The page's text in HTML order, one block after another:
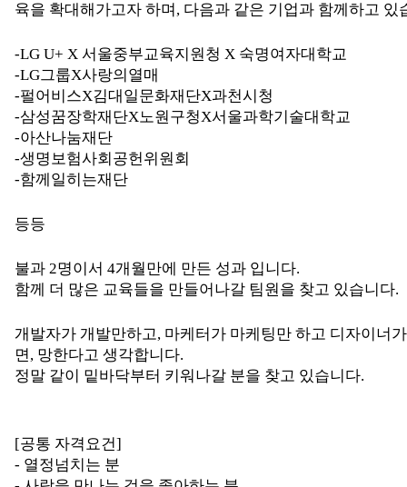
육을 확대해가고자 하며, 다음과 같은 기업과 함께하고 있
-LG U+ X 서울중부교육지원청 X 숙명여자대학교
-LG그룹X사랑의열매
-펄어비스X김대일문화재단X과천시청
-삼성꿈장학재단X노원구청X서울과학기술대학교
-아산나눔재단
-생명보험사회공헌위원회
-함께일히는재단
등등
불과 2명이서 4개월만에 만든 성과 입니다.
함께 더 많은 교육들을 만들어나갈 팀원을 찾고 있습니다.
개발자가 개발만하고, 마케터가 마케팅만 하고 디자이너
면, 망한다고 생각합니다.
정말 같이 밑바닥부터 키워나갈 분을 찾고 있습니다.
[공통 자격요건]
- 열정넘치는 분